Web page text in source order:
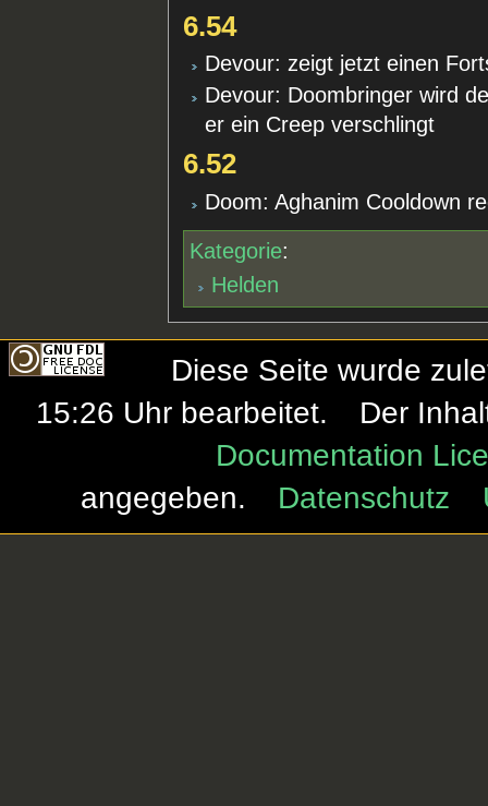
6.54
Devour: zeigt jetzt einen
Devour: Doombringer wird
er ein Creep verschlingt
6.52
Doom: Aghanim Cooldown
Kategorie:
Helden
Diese Seite wurde
15:26 Uhr bearbeitet.
Der
Documentation
angegeben.
Datenschutz